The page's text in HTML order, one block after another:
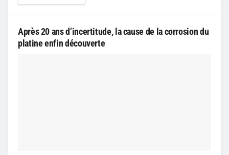
Après 20 ans d’incertitude, la cause de la corrosion du
platine enfin découverte